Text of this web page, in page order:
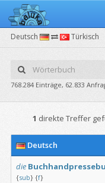
Deutsch Türkisch
768.284 Einträge, 62.833
1 direkte Treffer
Deutsch
die
{sub} {f}